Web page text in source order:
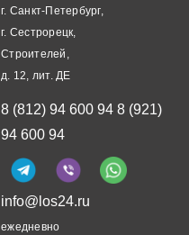
г. Санкт-Петербург,
г. Сестрорецк,
Строителей,
д. 12, лит. ДЕ
8 (812) 94 600 94 8 (921)
94 600 94
info@los24.ru
ежедневно